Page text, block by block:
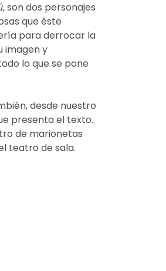
, son dos personajes
que éste
para derrocar la
imagen y
lo que se pone
desde nuestro
presenta el texto.
de marionetas
teatro de sala.